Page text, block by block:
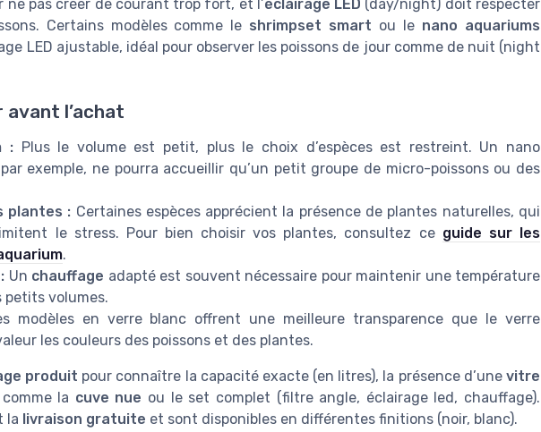
ne pas créer de courant trop fort, et l’éclairage LED (day/night) doit respecter
Certains modèles comme le shrimpset smart ou le nano aquariums
LED ajustable, idéal pour observer les poissons de jour comme de nuit (night
l’achat
:Plus le volume est petit, plus le choix d’espèces est restreint. Un nano
exemple, ne pourra accueillir qu’un petit groupe de micro-poissons ou des
plantes : Certaines espèces apprécient la présence de plantes naturelles, qui
le stress. Pour bien choisir vos plantes, consultez ce guide sur les
.
Un chauffage adapté est souvent nécessaire pour maintenir une température
petits volumes.
modèles en verre blanc offrent une meilleure transparence que le verre
les couleurs des poissons et des plantes.
produit pour connaître la capacité exacte (en litres), la présence d’une vitre
la cuve nue ou le set complet (filtre angle, éclairage led, chauffage).
la livraison gratuite et sont disponibles en différentes finitions (noir, blanc).